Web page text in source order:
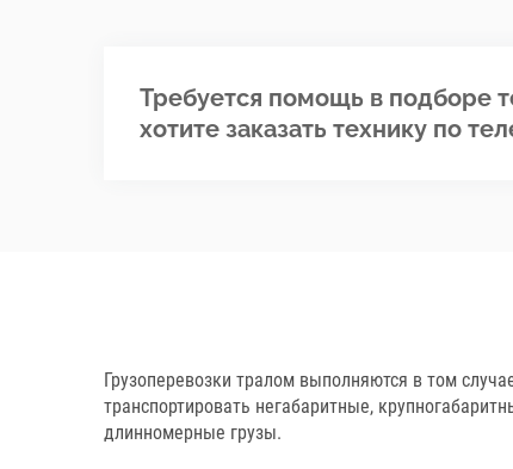
Требуется помощь в подборе
хотите заказать технику по
Грузоперевозки тралом выполняются в том
транспортировать негабаритные,
длинномерные грузы.